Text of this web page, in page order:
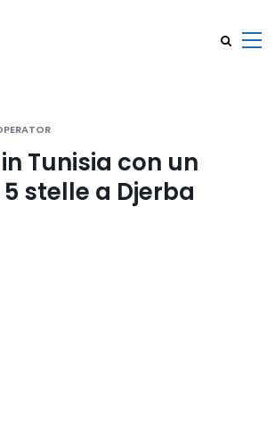
Tunisia con un
stelle a Djerba